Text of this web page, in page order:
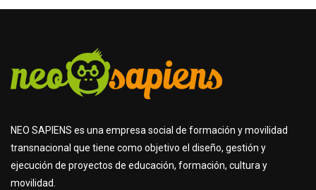
NEO SAPIENS es una empresa social de formación y movilidad
transnacional que tiene como objetivo el diseño, gestión y
ejecución de proyectos de educación, formación, cultura y
movilidad.